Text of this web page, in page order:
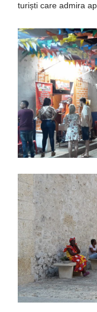
turiști care admira